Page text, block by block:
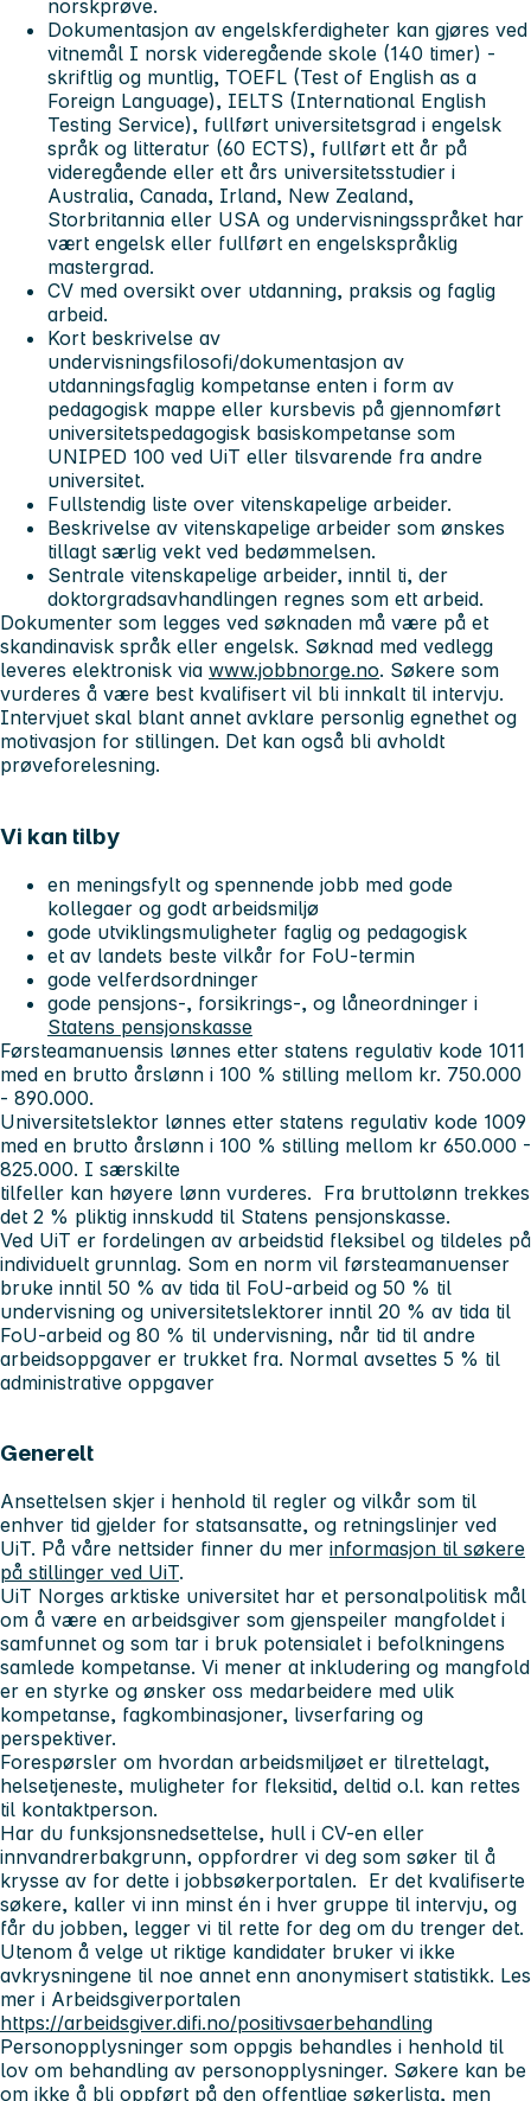
norskprøve.
Dokumentasjon av engelskferdigheter kan gjøres ved
vitnemål I norsk videregående skole (140 timer) -
skriftlig og muntlig, TOEFL (Test of English as a
Foreign Language), IELTS (International English
Testing Service), fullført universitetsgrad i engelsk
språk og litteratur (60 ECTS), fullført ett år på
videregående eller ett års universitetsstudier i
Australia, Canada, Irland, New Zealand,
Storbritannia eller USA og undervisningsspråket har
vært engelsk eller fullført en engelskspråklig
mastergrad.
CV med oversikt over utdanning, praksis og faglig
arbeid.
Kort beskrivelse av
undervisningsfilosofi/dokumentasjon av
utdanningsfaglig kompetanse enten i form av
pedagogisk mappe eller kursbevis på gjennomført
universitetspedagogisk basiskompetanse som
UNIPED 100 ved UiT eller tilsvarende fra andre
universitet.
Fullstendig liste over vitenskapelige arbeider.
Beskrivelse av vitenskapelige arbeider som ønskes
tillagt særlig vekt ved bedømmelsen.
Sentrale vitenskapelige arbeider, inntil ti, der
doktorgradsavhandlingen regnes som ett arbeid.
Dokumenter som legges ved søknaden må være på et
skandinavisk språk eller engelsk. Søknad med vedlegg
leveres elektronisk via www.jobbnorge.no. Søkere som
vurderes å være best kvalifisert vil bli innkalt til intervju.
Intervjuet skal blant annet avklare personlig egnethet og
motivasjon for stillingen. Det kan også bli avholdt
prøveforelesning.
Vi kan tilby
en meningsfylt og spennende jobb med gode
kollegaer og godt arbeidsmiljø
gode utviklingsmuligheter faglig og pedagogisk
et av landets beste vilkår for FoU-termin
gode velferdsordninger
gode pensjons-, forsikrings-, og låneordninger i
Statens pensjonskasse
Førsteamanuensis lønnes etter statens regulativ kode 1011
med en brutto årslønn i 100 % stilling mellom kr. 750.000
- 890.000.
Universitetslektor lønnes etter statens regulativ kode 1009
med en brutto årslønn i 100 % stilling mellom kr 650.000 -
825.000. I særskilte
tilfeller kan høyere lønn vurderes. Fra bruttolønn trekkes
det 2 % pliktig innskudd til Statens pensjonskasse.
Ved UiT er fordelingen av arbeidstid fleksibel og tildeles på
individuelt grunnlag. Som en norm vil førsteamanuenser
bruke inntil 50 % av tida til FoU-arbeid og 50 % til
undervisning og universitetslektorer inntil 20 % av tida til
FoU-arbeid og 80 % til undervisning, når tid til andre
arbeidsoppgaver er trukket fra. Normal avsettes 5 % til
administrative oppgaver
Generelt
Ansettelsen skjer i henhold til regler og vilkår som til
enhver tid gjelder for statsansatte, og retningslinjer ved
UiT. På våre nettsider finner du mer informasjon til søkere
på stillinger ved UiT.
UiT Norges arktiske universitet har et personalpolitisk mål
om å være en arbeidsgiver som gjenspeiler mangfoldet i
samfunnet og som tar i bruk potensialet i befolkningens
samlede kompetanse. Vi mener at inkludering og mangfold
er en styrke og ønsker oss medarbeidere med ulik
kompetanse, fagkombinasjoner, livserfaring og
perspektiver.
Forespørsler om hvordan arbeidsmiljøet er tilrettelagt,
helsetjeneste, muligheter for fleksitid, deltid o.l. kan rettes
til kontaktperson.
Har du funksjonsnedsettelse, hull i CV-en eller
innvandrerbakgrunn, oppfordrer vi deg som søker til å
krysse av for dette i jobbsøkerportalen. Er det kvalifiserte
søkere, kaller vi inn minst én i hver gruppe til intervju, og
får du jobben, legger vi til rette for deg om du trenger det.
Utenom å velge ut riktige kandidater bruker vi ikke
avkrysningene til noe annet enn anonymisert statistikk. Les
mer i Arbeidsgiverportalen
https://arbeidsgiver.difi.no/positivsaerbehandling
Personopplysninger som oppgis behandles i henhold til
lov om behandling av personopplysninger. Søkere kan be
om ikke å bli oppført på den offentlige søkerlista, men